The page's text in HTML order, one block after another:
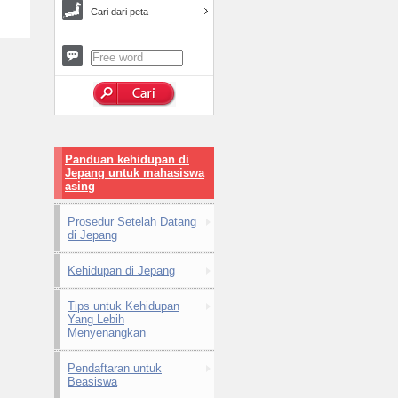
Cari dari peta
Panduan kehidupan di
Jepang untuk mahasiswa
asing
Prosedur Setelah Datang
di Jepang
Kehidupan di Jepang
Tips untuk Kehidupan
Yang Lebih
Menyenangkan
Pendaftaran untuk
Beasiswa